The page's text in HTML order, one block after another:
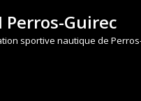
Perros-Guirec
sportive nautique de